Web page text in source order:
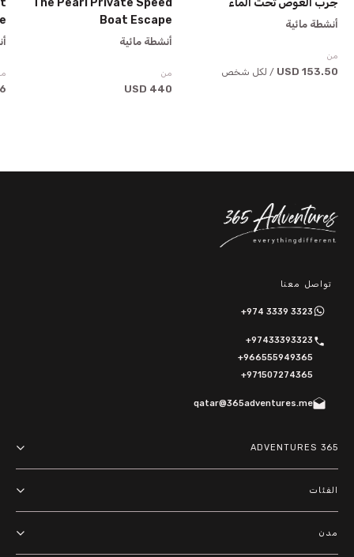
جرب الغوص تحت الماء
أنشطة مائية
من
153.50 USD / لكل شخص
The Pearl Private Speed
Boat Escape
أنشطة مائية
من
440 USD
تواصل معنا
+974 3339 3323
+97433393323
+966555949365
+971507274365
qatar@365adventures.me
365 ADVENTURES
Privacy Policy
الفئات
مدن